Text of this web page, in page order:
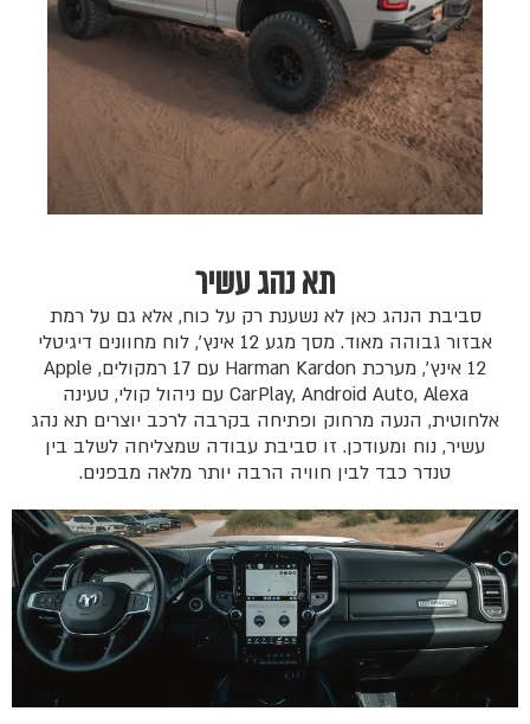
תא נהג עשיר
סביבת הנהג כאן לא נשענת רק על כוח, אלא גם על רמת
אבזור גבוהה מאוד. מסך מגע 12 אינץ׳, לוח מחוונים דיגיטלי
12 אינץ׳, מערכת Harman Kardon עם 17 רמקולים, Apple
CarPlay, Android Auto, Alexa עם ניהול קולי, טעינה
אלחוטית, הנעה מרחוק ופתיחה בקרבה לרכב יוצרים תא נהג
עשיר, נוח ומעודכן. זו סביבת עבודה שמצליחה לשלב בין
טנדר כבד לבין חוויה הרבה יותר מלאה מבפנים.